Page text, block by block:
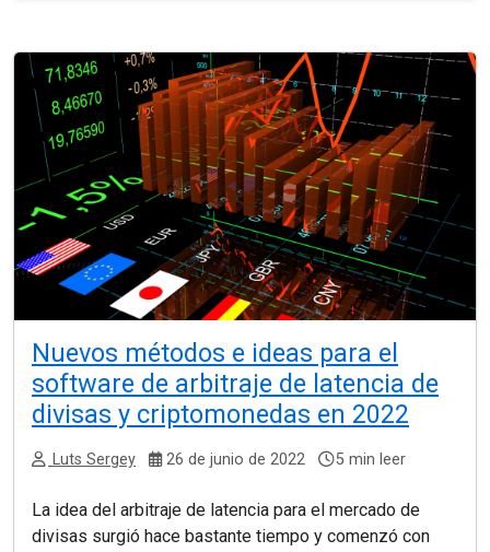
Nuevos métodos e ideas para el
software de arbitraje de latencia de
divisas y criptomonedas en 2022
Luts Sergey 26 de junio de 2022 5 min leer
La idea del arbitraje de latencia para el mercado de
divisas surgió hace bastante tiempo y comenzó con